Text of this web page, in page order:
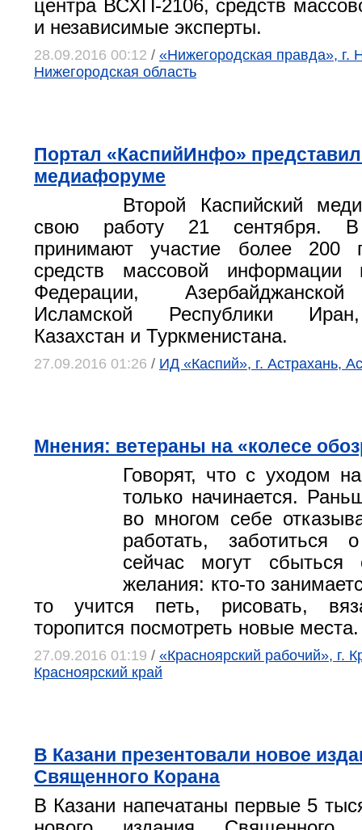
центра ВСХП-2106, средств
и независимые эксперты.
28.09.2016 00:12 / «Нижегородская правда», г.
Нижегородская область
Портал «КаспийИнфо»
медиафоруме
Второй Каспийский
свою работу 21 сентября. В
принимают участие более 200
средств массовой информации
Федерации,
Исламской Республики
Казахстан и Туркменистана.
27.09.2016 01:26 / ИД «Каспий», г. Астрахань,
Мнения: ветераны на «колесе
Говорят, что с уходом
только начинается.
во многом себе
работать, заботиться
сейчас могут сбыться
желания: кто-то
то учится петь, рисовать,
торопится посмотреть новые места.
27.09.2016 01:19 / «Красноярский рабочий», г.
Красноярский край
В Казани презентовали новое
Священного Корана
В Казани напечатаны первые 5